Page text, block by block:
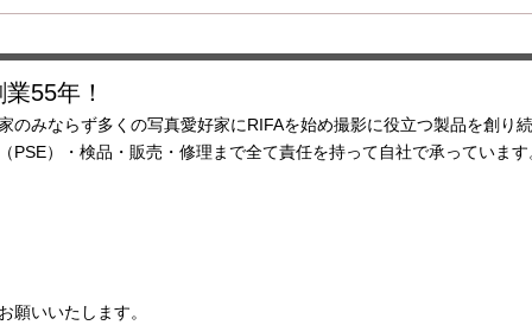
響、輸送コスト、製造コストの上
¥5280 →新￥5830
JCV100V300WCS 現¥6380 →新
55年！
のみならず多くの写真愛好家にRIFAを始め撮影に役立つ製品を創り続
PSE）・検品・販売・修理まで全て責任を持って自社で承ってい
にてお願いいたします。